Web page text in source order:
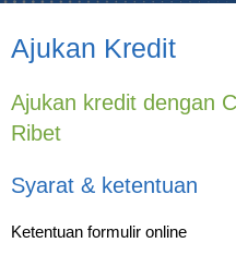
Ajukan Kredit
Ajukan kredit dengan
Ribet
Syarat & ketentuan
Ketentuan formulir online